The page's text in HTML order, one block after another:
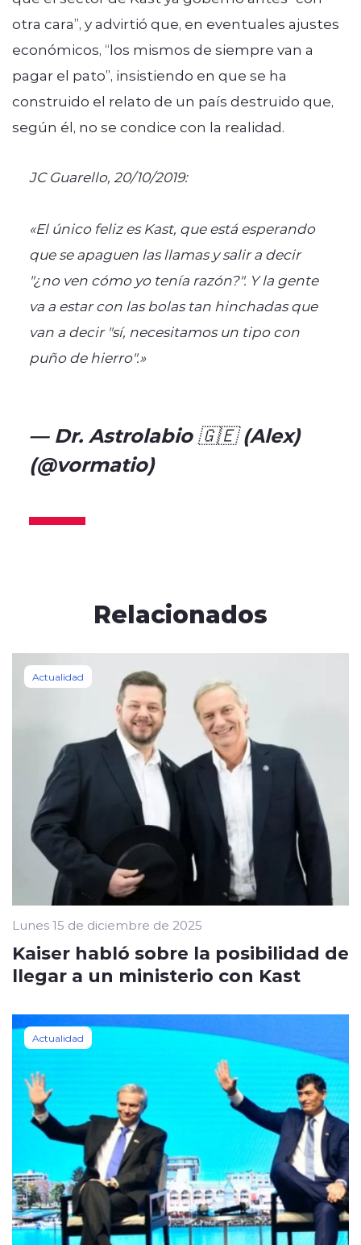
otra cara”, y advirtió que, en eventuales ajustes
económicos, “los mismos de siempre van a
pagar el pato”, insistiendo en que se ha
construido el relato de un país destruido que,
según él, no se condice con la realidad.
JC Guarello, 20/10/2019:
«El único feliz es Kast, que está esperando
que se apaguen las llamas y salir a decir
"¿no ven cómo yo tenía razón?". Y la gente
va a estar con las bolas tan hinchadas que
van a decir "sí, necesitamos un tipo con
puño de hierro".»
— Dr. Astrolabio 🇬🇪 (Alex)
(@vormatio)
Relacionados
Actualidad
Lunes 15 de diciembre de 2025
Kaiser habló sobre la posibilidad de
llegar a un ministerio con Kast
Actualidad